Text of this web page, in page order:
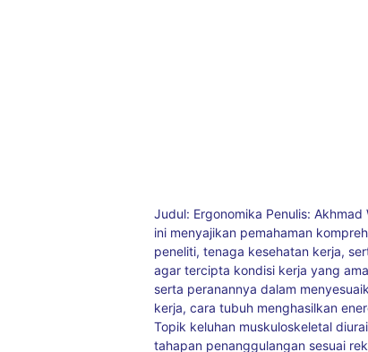
Judul: Ergonomika Penulis:
ini menyajikan pemahaman
peneliti, tenaga kesehatan kerja,
agar tercipta kondisi kerja yang
serta peranannya dalam
kerja, cara tubuh menghasilkan
Topik keluhan muskuloskeletal
tahapan penanggulangan sesuai